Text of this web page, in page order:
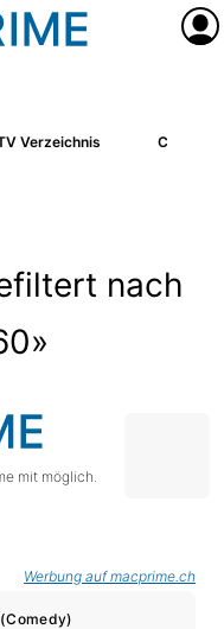
Verzeichnis Cast/
nach
mit möglich.
Werbung auf macprime.ch